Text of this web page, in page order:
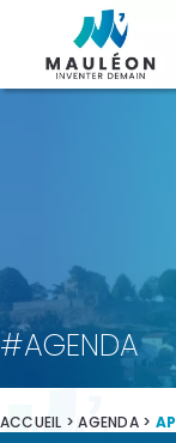
#AGENDA
ACCUEIL >AGENDA>
Panneau de gestion